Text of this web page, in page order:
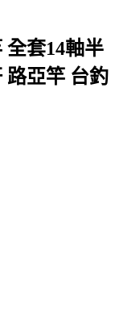
全套14軸半
路亞竿 台釣